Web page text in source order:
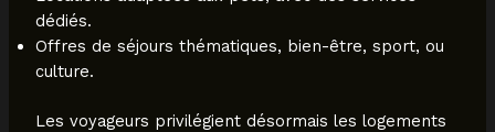
dédiés.
Offres de séjours thématiques, bien-être, sport, ou
culture.
Les voyageurs privilégient désormais les logements